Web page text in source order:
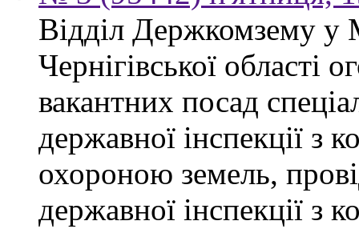
Відділ Держкомзему у
Чернігівської області
вакантних посад
державної інспекції з
охороною земель,
державної інспекції з